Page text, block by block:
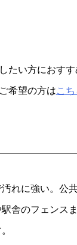
たい方におすす
希望の方はこち
れに強い。公
舎のフェンス